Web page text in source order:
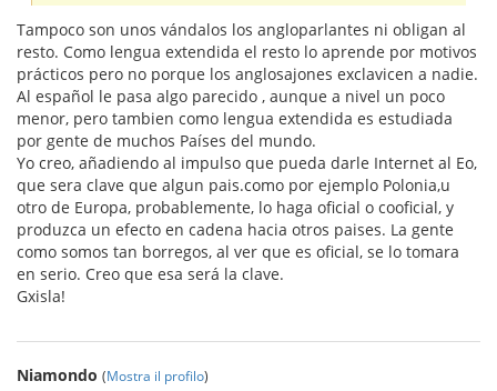
Tampoco son unos vándalos los angloparlantes ni obligan al
resto. Como lengua extendida el resto lo aprende por motivos
prácticos pero no porque los anglosajones exclavicen a nadie.
Al español le pasa algo parecido , aunque a nivel un poco
menor, pero tambien como lengua extendida es estudiada
por gente de muchos Países del mundo.
Yo creo, añadiendo al impulso que pueda darle Internet al Eo,
que sera clave que algun pais.como por ejemplo Polonia,u
otro de Europa, probablemente, lo haga oficial o cooficial, y
produzca un efecto en cadena hacia otros paises. La gente
como somos tan borregos, al ver que es oficial, se lo tomara
en serio. Creo que esa será la clave.
Gxisla!
Niamondo (Mostra il profilo)